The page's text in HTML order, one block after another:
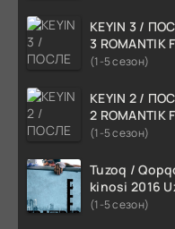
KEYIN 3 /
3 ROMANTIK
TILIDA 2021
(1-5 сезон)
KEYIN 2 / ПОСЛЕ 2
2 ROMANTIK
TILIDA 2020
(1-5 сезон)
Tuzoq /
kinosi 2016
tarjima film HD
(1-5 сезон)